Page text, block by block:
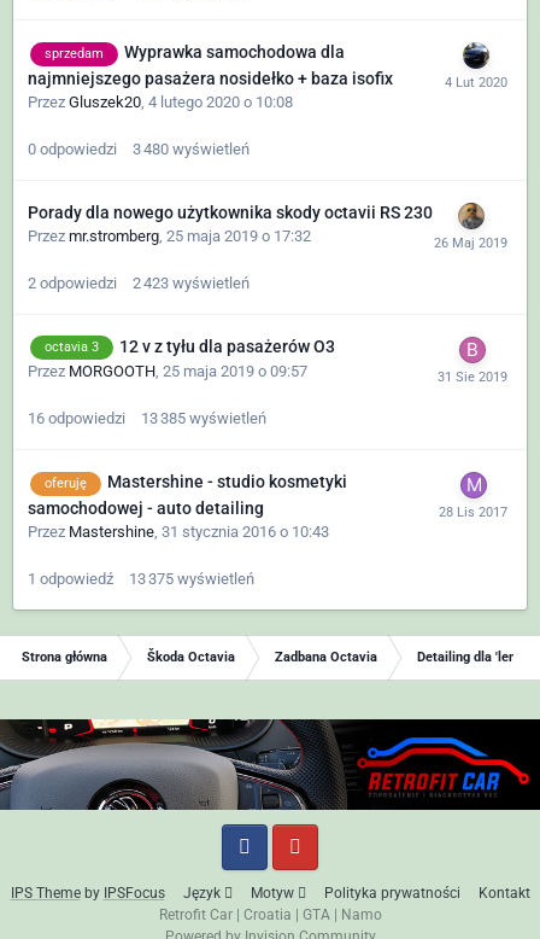
sprzedam
Wyprawka samochodowa dla
najmniejszego pasażera nosidełko + baza isofix
Przez Gluszek20 4 lutego 2020 o 10:08
0 odpowiedzi 3 480 wyświetleń
Porady dla nowego użytkownika skody octavii RS 230
Przez mr.stromberg 25 maja 2019 o 17:32
2 odpowiedzi 2 423 wyświetleń
octavia 3 12 v z tyłu dla pasażerów O3
Przez MORGOOTH, 25 maja 2019 o 09:57
16 odpowiedzi 13 385 wyświetleń
oferuję
Mastershine - studio kosmetyki
samochodowej - auto detailing
Przez Mastershine 31 stycznia 2016 o 10:43
1 odpowiedź 13 375 wyświetleń
Strona główna Škoda Octavia Zadbana Octavia Detailing dla
IPS Themeby IPSFocus Język Motyw Polityka prywatności
Kontakt
Retrofit Car| Croatia | GTA | Namo